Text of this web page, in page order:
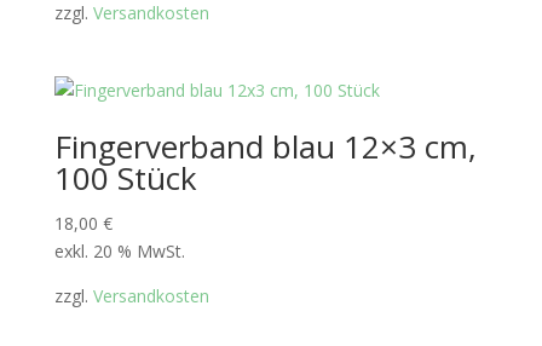
zzgl. Versandkosten
Fingerverband blau 12×3 cm,
100 Stück
18,00 €
exkl. 20 % MwSt.
zzgl. Versandkosten